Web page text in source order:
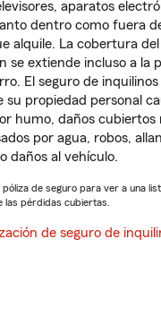
aparatos
dentro como fuera
alquile. La cobertura
se extiende incluso a la
El seguro de
su propiedad personal
humo, daños cubiertos
por agua, robos,
daños al vehículo.
póliza de seguro para ver a una
las pérdidas cubiertas.
de seguro de